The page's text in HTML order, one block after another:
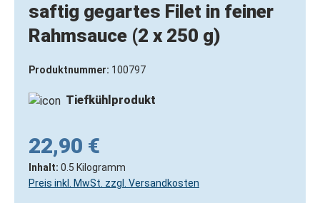
saftig gegartes Filet in feiner
Rahmsauce (2 x 250 g)
Produktnummer: 100797
Tiefkühlprodukt
22,90 €
Inhalt: 0.5 Kilogramm
Preis inkl. MwSt. zzgl. Versandkosten